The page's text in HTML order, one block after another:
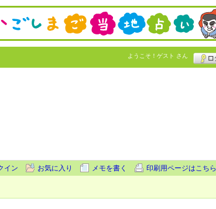
ようこそ！ ゲスト さん
イン お気に入り メモを書く 印刷用ページはこちら